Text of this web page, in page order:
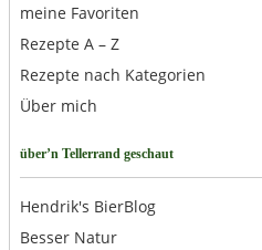
meine Favoriten
Rezepte A – Z
Rezepte nach Kategorien
Über mich
über’n Tellerrand geschaut
Hendrik's BierBlog
Besser Natur